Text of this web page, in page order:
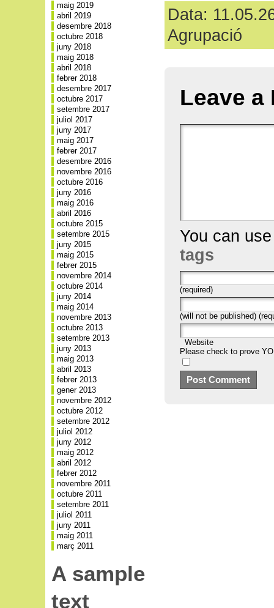
maig 2019
abril 2019
desembre 2018
octubre 2018
juny 2018
maig 2018
abril 2018
febrer 2018
desembre 2017
octubre 2017
setembre 2017
juliol 2017
juny 2017
maig 2017
febrer 2017
desembre 2016
novembre 2016
octubre 2016
juny 2016
maig 2016
abril 2016
octubre 2015
setembre 2015
juny 2015
maig 2015
febrer 2015
novembre 2014
octubre 2014
juny 2014
maig 2014
novembre 2013
octubre 2013
setembre 2013
juny 2013
maig 2013
abril 2013
febrer 2013
gener 2013
novembre 2012
octubre 2012
setembre 2012
juliol 2012
juny 2012
maig 2012
abril 2012
febrer 2012
novembre 2011
octubre 2011
setembre 2011
juliol 2011
juny 2011
maig 2011
març 2011
A sample
text
Data:
Agrupació
Leave a
You can
tags
(required)
(will not be published)
Website
Please check to prove